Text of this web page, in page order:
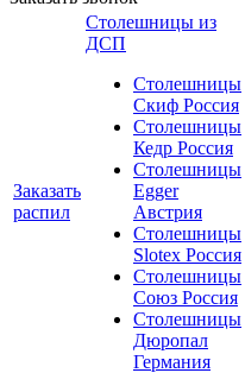
Заказать
распил
Столешницы из
ДСП
Столешницы
Скиф Россия
Столешницы
Кедр Россия
Столешницы
Egger
Австрия
Столешницы
Slotex Россия
Столешницы
Союз Россия
Столешницы
Дюропал
Германия